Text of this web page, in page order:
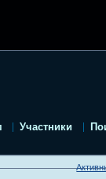
Участники